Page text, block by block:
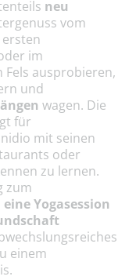
neu
vom
im
ausprobieren,
und
wagen. Die
für
mit seinen
oder
zu lernen.
zum
Yogasession
einem